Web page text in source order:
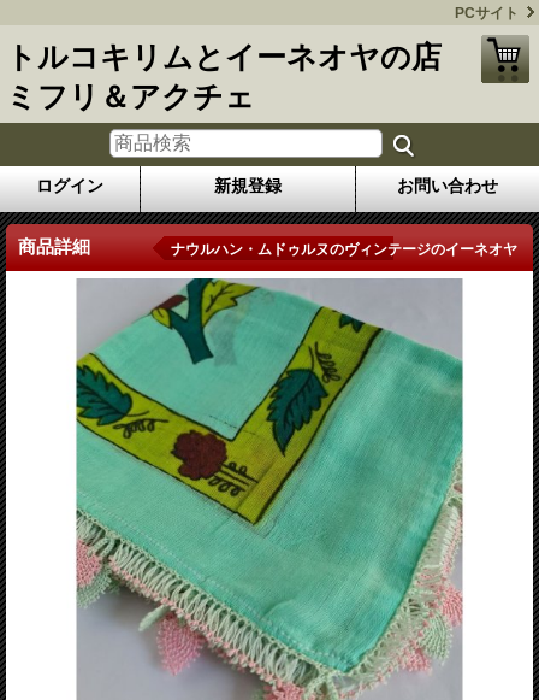
PCサイト
トルコキリムとイーネオヤの店
ミフリ＆アクチェ
ログイン 新規登録 お問い合わせ
商品詳細 ナウルハン・ムドゥルヌのヴィンテージのイーネオヤ